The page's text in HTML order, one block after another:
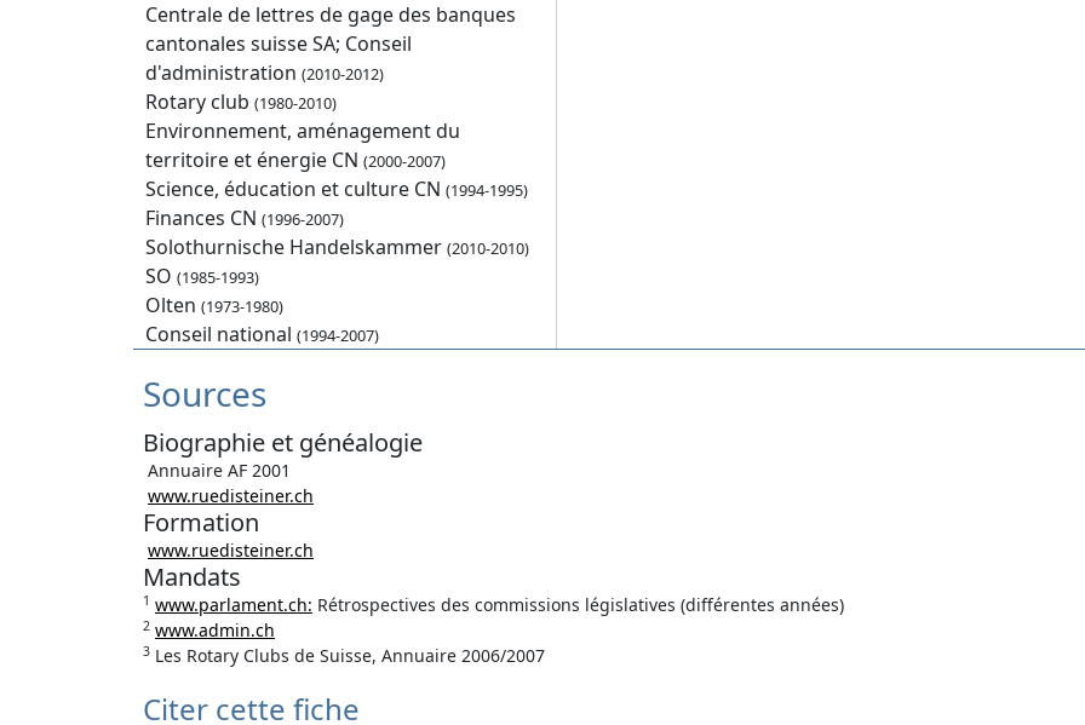
Centrale de lettres de gage des banques
cantonales suisse SA; Conseil
d'administration (2010-2012)
Rotary club (1980-2010)
Environnement, aménagement du
territoire et énergie CN (2000-2007)
Science, éducation et culture CN (1994-1995)
Finances CN (1996-2007)
Solothurnische Handelskammer (2010-2010)
SO (1985-1993)
Olten (1973-1980)
Conseil national (1994-2007)
Sources
Biographie et généalogie
Annuaire AF 2001
www.ruedisteiner.ch
Formation
www.ruedisteiner.ch
Mandats
1 www.parlament.ch: Rétrospectives des commissions législatives (différentes années)
2 www.admin.ch
3 Les Rotary Clubs de Suisse, Annuaire 2006/2007
Citer cette fiche